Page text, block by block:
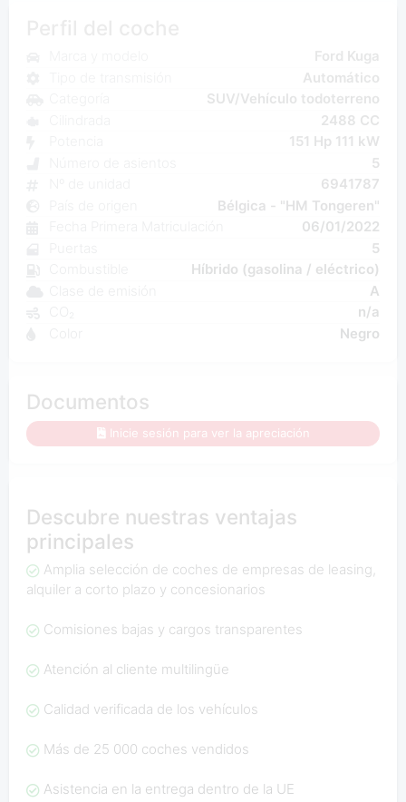
Ford Kuga
Automático
SUV/Vehículo todoterreno
2488 CC
151 Hp 111 kW
5
6941787
Bélgica - "HM Tongeren"
06/01/2022
5
Híbrido (gasolina / eléctrico)
A
n/a
Negro
Documentos
Inicie sesión para ver la apreciación
Descubre nuestras ventajas
principales
Amplia selección de coches de empresas de leasing,
alquiler a corto plazo y concesionarios
Comisiones bajas y cargos transparentes
Atención al cliente multilingüe
Calidad verificada de los vehículos
Más de 25 000 coches vendidos
Asistencia en la entrega dentro de la UE